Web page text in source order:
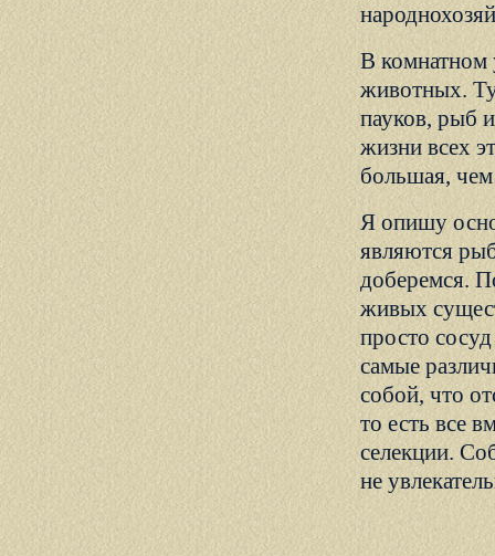
В комнатном
животных.
пауков, рыб
жизни всех
большая, чем
Я опишу
являются
доберемся.
живых
просто
самые
собой, что
то есть все
селекции.
не